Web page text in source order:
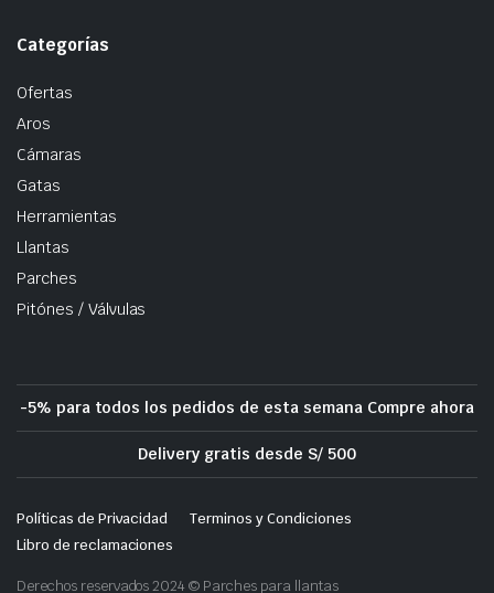
Categorías
Ofertas
Aros
Cámaras
Gatas
Herramientas
Llantas
Parches
Pitónes / Válvulas
-5% para todos los pedidos de esta semana Compre ahora
Delivery gratis desde S/ 500
Políticas de Privacidad
Terminos y Condiciones
Libro de reclamaciones
Derechos reservados 2024 © Parches para llantas